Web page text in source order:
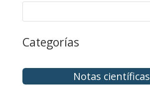
Categorías
Notas científicas